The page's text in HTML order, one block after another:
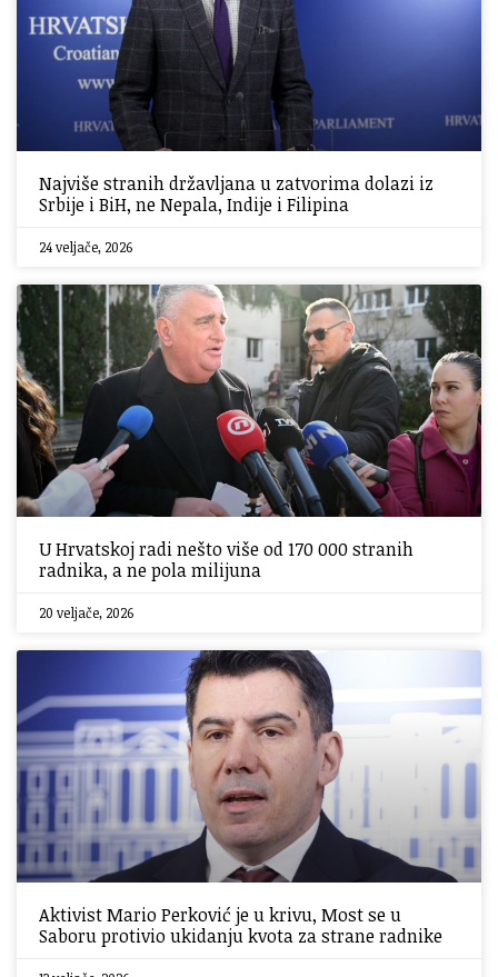
Najviše stranih državljana u zatvorima dolazi iz
Srbije i BiH, ne Nepala, Indije i Filipina
24 veljače, 2026
U Hrvatskoj radi nešto više od 170 000 stranih
radnika, a ne pola milijuna
20 veljače, 2026
Aktivist Mario Perković je u krivu, Most se u
Saboru protivio ukidanju kvota za strane radnike